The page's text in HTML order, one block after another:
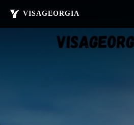
VISAGEORGIA